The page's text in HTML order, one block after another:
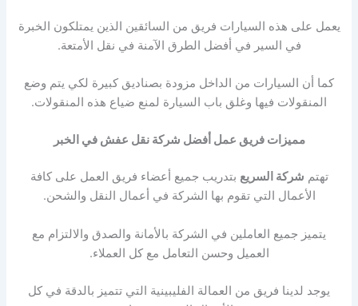
يعمل على هذه السيارات فريق من السائقين الذين يمتلكون الخبرة
في السير في أفضل الطرق الآمنة في نقل الأمتعة.
كما أن السيارات من الداخل مزودة بصناديق كبيرة لكي يتم وضع
المنقولات فيها وغلق باب السيارة لمنع ضياع هذه المنقولات.
مميزات فريق عمل أفضل شركة نقل عفش في الخبر
تهتم شركة السريع بتدريب جميع أعضاء فريق العمل على كافة
الأعمال التي تقوم بها الشركة في أعمال النقل والشحن.
يتميز جميع العاملين في الشركة بالأمانة والصدق والالتزام مع
العميل وحسن التعامل مع كل العملاء.
يوجد لدينا فريق من العمالة الفليبينية التي تتميز بالدقة في كل